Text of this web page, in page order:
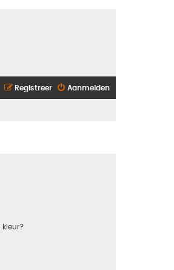
Aanmelden
Registreer